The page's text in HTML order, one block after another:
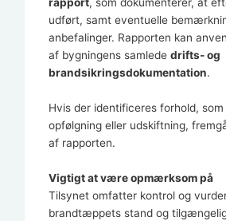
udført, samt eventuelle
anbefalinger. Rapporten kan
af bygningens samlede drifts‑ og
brandsikringsdokumentation.
Hvis der identificeres forhold,
opfølgning eller udskiftning,
af rapporten.
Vigtigt at være opmærksom på
Tilsynet omfatter kontrol og
brandtæppets stand og